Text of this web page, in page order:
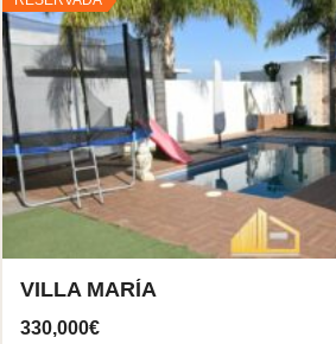
VILLA MARÍA
330,000€